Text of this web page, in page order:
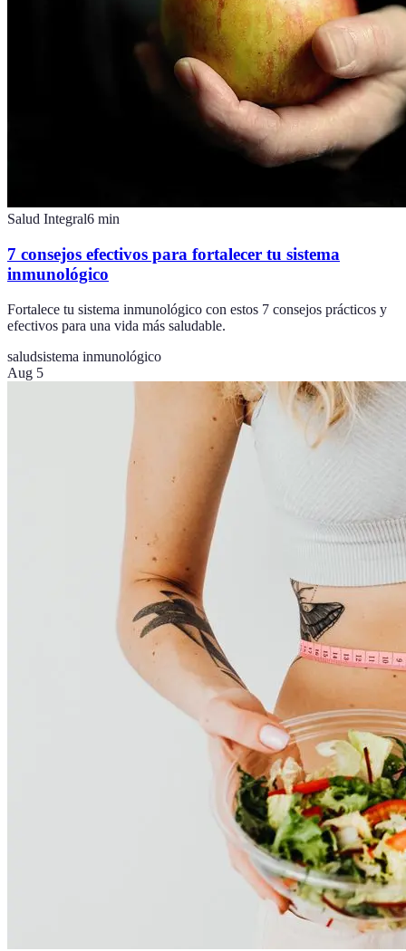
Salud Integral6 min
7 consejos efectivos para fortalecer tu sistema
inmunológico
Fortalece tu sistema inmunológico con estos 7 consejos prácticos y
efectivos para una vida más saludable.
saludsistema inmunológico
Aug 5